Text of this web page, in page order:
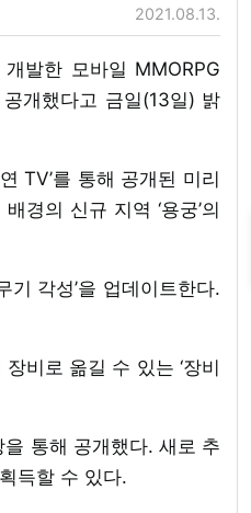
2021.08.13.
발한 모바일 MMORPG
공개했다고 금일(13일) 밝
TV’를 통해 공개된 미리
경의 신규 지역 ‘용궁’의
기 각성’을 업데이트한다.
장비로 옮길 수 있는 ‘장비
을 통해 공개했다. 새로 추
득할 수 있다.